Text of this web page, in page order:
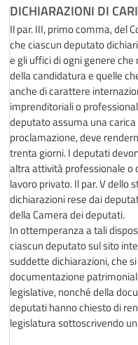
DICHIARAZIONI DI
Il par. III, primo comma, del
che ciascun deputato
e gli uffici di ogni genere
della candidatura e quelle
anche di carattere
imprenditoriali o
deputato assuma una
proclamazione, deve
trenta giorni. I deputati
altra attività professionale o
lavoro privato. Il par. V dello
dichiarazioni rese dai
della Camera dei deputati.
In ottemperanza a tali
ciascun deputato sul sito
suddette dichiarazioni, che
documentazione
legislative, nonché della
deputati hanno chiesto di
legislatura sottoscrivendo